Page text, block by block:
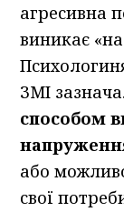
агресивна
виникає
ЗМІ
способом
або
свої